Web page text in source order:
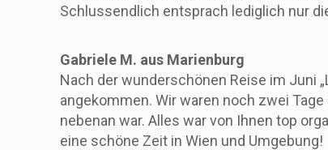
Schlussendlich entsprach lediglich nur
Gabriele M. aus Marienburg
Nach der wunderschönen Reise im Juni
angekommen. Wir waren noch zwei
nebenan war. Alles war von Ihnen top
eine schöne Zeit in Wien und Umgebung!